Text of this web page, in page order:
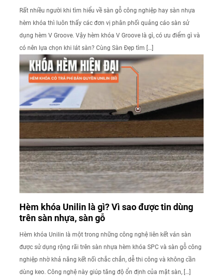
Rất nhiều người khi tìm hiểu về sàn gỗ công nghiệp hay sàn nhựa
hèm khóa thì luôn thấy các đơn vị phân phối quảng cáo sàn sử
dụng hèm V Groove. Vậy hèm khóa V Groove là gì, có ưu điểm gì và
có nên lựa chọn khi lát sàn? Cùng Sàn Đẹp tìm […]
Hèm khóa Unilin là gì? Vì sao được tin dùng
trên sàn nhựa, sàn gỗ
Hèm khóa Unilin là một trong những công nghệ liên kết ván sàn
được sử dụng rộng rãi trên sàn nhựa hèm khóa SPC và sàn gỗ công
nghiệp nhờ khả năng kết nối chắc chắn, dễ thi công và không cần
dùng keo. Công nghệ này giúp tăng độ ổn định của mặt sàn, […]